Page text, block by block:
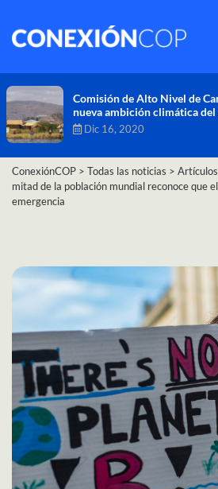
Comisión de Alto Nivel de
nueva ambición climática del
Dic 16, 2020
ConexiónCOP > Todas las noticias >
mitad de la población mundial reconoce que
emergencia